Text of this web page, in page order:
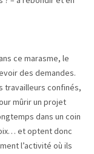
ce marasme, le
des demandes.
travailleurs confinés,
mûrir un projet
dans un coin
et optent donc
l’activité où ils